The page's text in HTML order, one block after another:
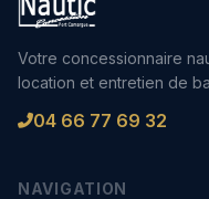
Votre concessionnaire
location et entretien de
04 66 77 69 32
NAVIGATION